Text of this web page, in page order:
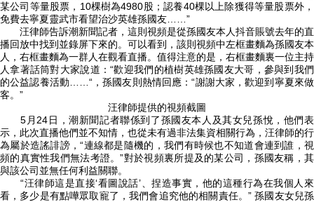
某公司等量股票，10棵樹為4980股；認養40棵以上除獲得等量股票外，
免費去寧夏靈武市看望治沙英雄孫國友……”
汪律師告訴潮新聞記者，這則視頻是從孫國友本人抖音賬號去年的直
播回放中找到並錄屏下來的。可以看到，該則視頻中左框畫麵為孫國友本
人，右框畫麵為一群人在觀看直播。值得注意的是，右框畫麵裏一位主持
人拿著話筒對大家說道：“歡迎我們的植樹英雄孫國友大哥，參與到我們
的公益認養活動……“，孫國友則熱情回應：“謝謝大家，歡迎到寧夏來做
客。”
汪律師提供的視頻截圖
5月24日，潮新聞記者聯係到了孫國友本人及其女兒孫悅，他們表
示，此次直播他們並不知情，也從未有過非法集資相關行為，汪律師的行
為屬於造謠誹謗，“連線都是隨機的，我們有時候也不知道會連到誰，視
頻的真實性我們無法考證。”對於視頻裏所提及的某公司，孫國友稱，其
與該公司並無任何利益關聯。
“汪律師這是直接‘看圖說話’、捏造事實，他的這種行為在我個人來
看，多少是有點嘩眾取寵了，我們會追究他的相關責任。” 孫國友女兒孫